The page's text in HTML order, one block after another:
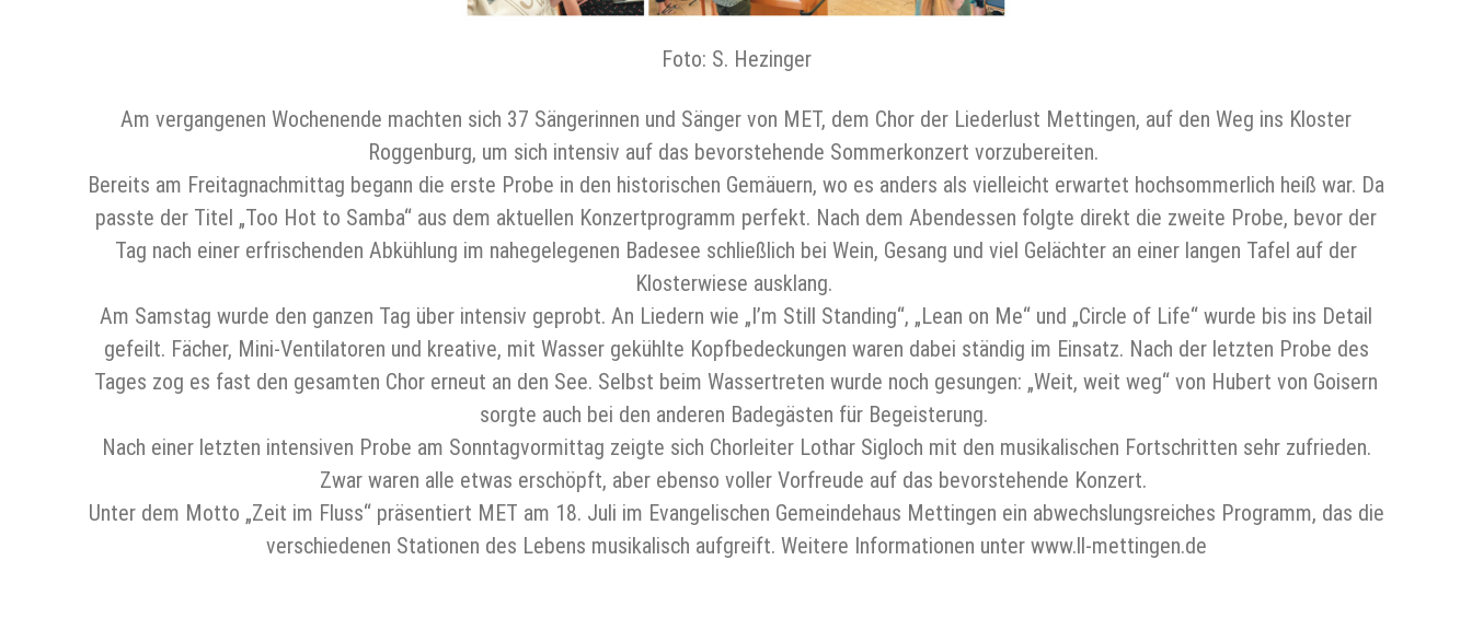
Foto: S. Hezinger
Am vergangenen Wochenende machten sich 37 Sängerinnen und Sänger von MET, dem Chor der Liederlust Mettingen, auf den Weg ins Kloster
Roggenburg, um sich intensiv auf das bevorstehende Sommerkonzert vorzubereiten.
Bereits am Freitagnachmittag begann die erste Probe in den historischen Gemäuern, wo es anders als vielleicht erwartet hochsommerlich heiß war. Da
passte der Titel „Too Hot to Samba“ aus dem aktuellen Konzertprogramm perfekt. Nach dem Abendessen folgte direkt die zweite Probe, bevor der
Tag nach einer erfrischenden Abkühlung im nahegelegenen Badesee schließlich bei Wein, Gesang und viel Gelächter an einer langen Tafel auf der
Klosterwiese ausklang.
Am Samstag wurde den ganzen Tag über intensiv geprobt. An Liedern wie „I’m Still Standing“, „Lean on Me“ und „Circle of Life“ wurde bis ins Detail
gefeilt. Fächer, Mini-Ventilatoren und kreative, mit Wasser gekühlte Kopfbedeckungen waren dabei ständig im Einsatz. Nach der letzten Probe des
Tages zog es fast den gesamten Chor erneut an den See. Selbst beim Wassertreten wurde noch gesungen: „Weit, weit weg“ von Hubert von Goisern
sorgte auch bei den anderen Badegästen für Begeisterung.
Nach einer letzten intensiven Probe am Sonntagvormittag zeigte sich Chorleiter Lothar Sigloch mit den musikalischen Fortschritten sehr zufrieden.
Zwar waren alle etwas erschöpft, aber ebenso voller Vorfreude auf das bevorstehende Konzert.
Unter dem Motto „Zeit im Fluss“ präsentiert MET am 18. Juli im Evangelischen Gemeindehaus Mettingen ein abwechslungsreiches Programm, das die
verschiedenen Stationen des Lebens musikalisch aufgreift. Weitere Informationen unter www.ll-mettingen.de